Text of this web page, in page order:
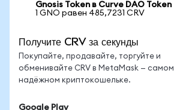
Gnosis Token в Curve DAO Token
1 GNO равен 485,7231 CRV
Получите CRV за секунды
Покупайте, продавайте, торгуйте и
обменивайте CRV в MetaMask — самом
надёжном криптокошельке.
Google Play